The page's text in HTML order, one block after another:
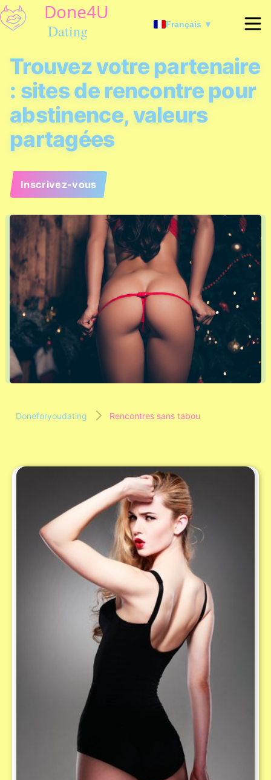
Français ▼
Trouvez votre partenaire
: sites de rencontre pour
abstinence, valeurs
partagées
Inscrivez-vous
Doneforyoudating Rencontres sans tabou